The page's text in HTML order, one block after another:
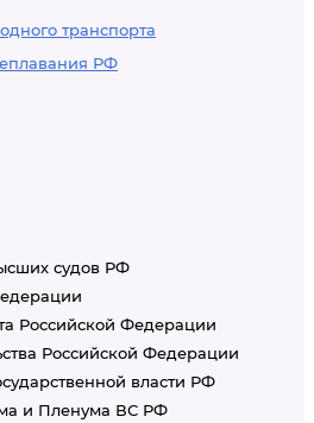
транспорта
РФ
судов РФ
Российской Федерации
Российской Федерации
власти РФ
и Пленума ВС РФ